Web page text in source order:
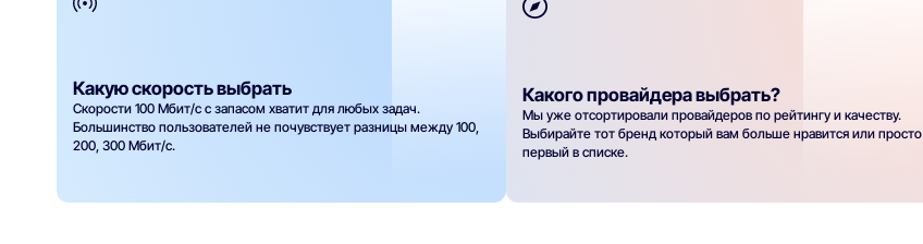
Какую скорость выбрать
Скорости 100 Мбит/с с запасом хватит для любых задач.
Большинство пользователей не почувствует разницы между 100,
200, 300 Мбит/с.
Какого провайдера выбрать?
Мы уже отсортировали провайдеров по рейтингу и качеству.
Выбирайте тот бренд который вам больше нравится или просто
первый в списке.